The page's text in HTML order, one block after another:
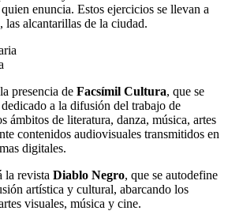
enuncia. Estos ejercicios se llevan a
las alcantarillas de la ciudad.
presencia de Facsímil Cultura, que se
a la difusión del trabajo de
ámbitos de literatura, danza, música, artes
contenidos audiovisuales transmitidos en
digitales.
la revista Diablo Negro, que se autodefine
artística y cultural, abarcando los
visuales, música y cine.